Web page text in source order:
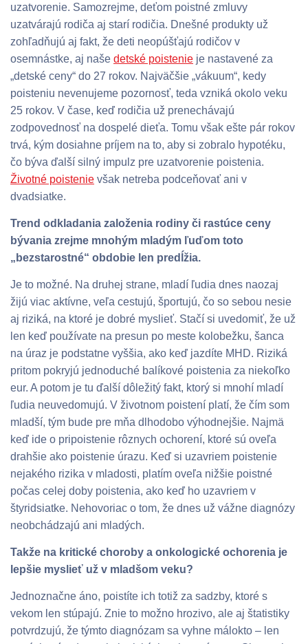
uzatvorenie. Samozrejme, deťom poistné zmluvy
uzatvárajú rodiča aj starí rodičia. Dnešné produkty už
zohľadňujú aj fakt, že deti neopúšťajú rodičov v
osemnástke, aj naše detské poistenie je nastavené za
„detské ceny“ do 27 rokov. Najväčšie „vákuum“, kedy
poisteniu nevenujeme pozornosť, teda vzniká okolo veku
25 rokov. V čase, keď rodičia už prenechávajú
zodpovednosť na dospelé dieťa. Tomu však ešte pár rokov
trvá, kým dosiahne príjem na to, aby si zobralo hypotéku,
čo býva ďalší silný impulz pre uzatvorenie poistenia.
Životné poistenie však netreba podceňovať ani v
dvadsiatke.
Trend odkladania založenia rodiny či rastúce ceny
bývania zrejme mnohým mladým ľuďom toto
„bezstarostné“ obdobie len predĺžia.
Je to možné. Na druhej strane, mladí ľudia dnes naozaj
žijú viac aktívne, veľa cestujú, športujú, čo so sebou nesie
aj riziká, na ktoré je dobré myslieť. Stačí si uvedomiť, že už
len keď používate na presun po meste kolobežku, šanca
na úraz je podstatne vyššia, ako keď jazdíte MHD. Riziká
pritom pokryjú jednoduché balíkové poistenia za niekoľko
eur. A potom je tu ďalší dôležitý fakt, ktorý si mnohí mladí
ľudia neuvedomujú. V životnom poistení platí, že čím som
mladší, tým bude pre mňa dlhodobo výhodnejšie. Najmä
keď ide o pripoistenie rôznych ochorení, ktoré sú oveľa
drahšie ako poistenie úrazu. Keď si uzavriem poistenie
nejakého rizika v mladosti, platím oveľa nižšie poistné
počas celej doby poistenia, ako keď ho uzavriem v
štyridsiatke. Nehovoriac o tom, že dnes už vážne diagnózy
neobchádzajú ani mladých.
Takže na kritické choroby a onkologické ochorenia je
lepšie myslieť už v mladšom veku?
Jednoznačne áno, poistíte ich totiž za sadzby, ktoré s
vekom len stúpajú. Znie to možno hrozivo, ale aj štatistiky
potvrdzujú, že týmto diagnózam sa vyhne málokto – len